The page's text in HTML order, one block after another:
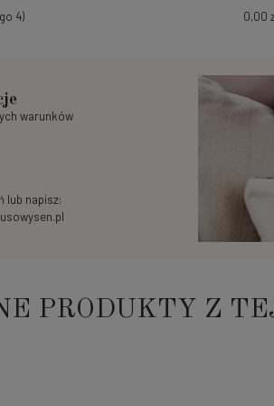
4) 0,00
warunków
lub napisz:
PRODUKTY Z